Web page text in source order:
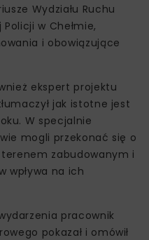
Wydziału Ruchu
w Chełmie,
i obowiązujące
ekspert projektu
jak istotne jest
W specjalnie
mogli przekonać się o
zabudowanym i
wpływa na ich
pracownik
pokazał i omówił